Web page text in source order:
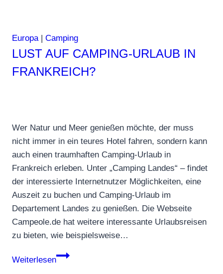
Pandemie:
mit
dem
Freiheit!
Europa| Camping
LUST AUF CAMPING-URLAUB IN
FRANKREICH?
Wer Natur und Meer genießen möchte, der muss
nicht immer in ein teures Hotel fahren, sondern kann
auch einen traumhaften Camping-Urlaub in
Frankreich erleben. Unter „Camping Landes“ – findet
der interessierte Internetnutzer Möglichkeiten, eine
Auszeit zu buchen und Camping-Urlaub im
Departement Landes zu genießen. Die Webseite
Campeole.de hat weitere interessante Urlaubsreisen
zu bieten, wie beispielsweise…
Weiterlesen
Lust